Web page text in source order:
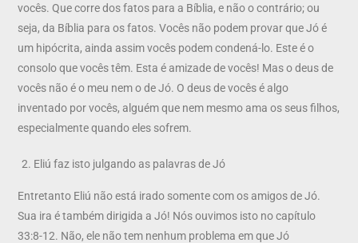
vocês. Que corre dos fatos para a Bíblia, e não o contrário; ou
seja, da Bíblia para os fatos. Vocês não podem provar que Jó é
um hipócrita, ainda assim vocês podem condená-lo. Este é o
consolo que vocês têm. Esta é amizade de vocês! Mas o deus de
vocês não é o meu nem o de Jó. O deus de vocês é algo
inventado por vocês, alguém que nem mesmo ama os seus filhos,
especialmente quando eles sofrem.
Eliú faz isto julgando as palavras de Jó
Entretanto Eliú não está irado somente com os amigos de Jó.
Sua ira é também dirigida a Jó! Nós ouvimos isto no capítulo
33:8-12. Não, ele não tem nenhum problema em que Jó